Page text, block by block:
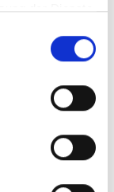
der Dienste